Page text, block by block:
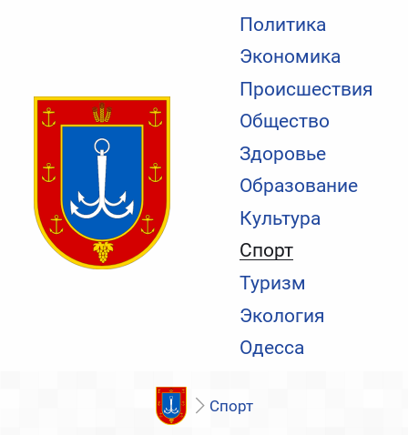
Политика
Экономика
Происшествия
Общество
Здоровье
Образование
Культура
Спорт
Туризм
Экология
Одесса
Спорт